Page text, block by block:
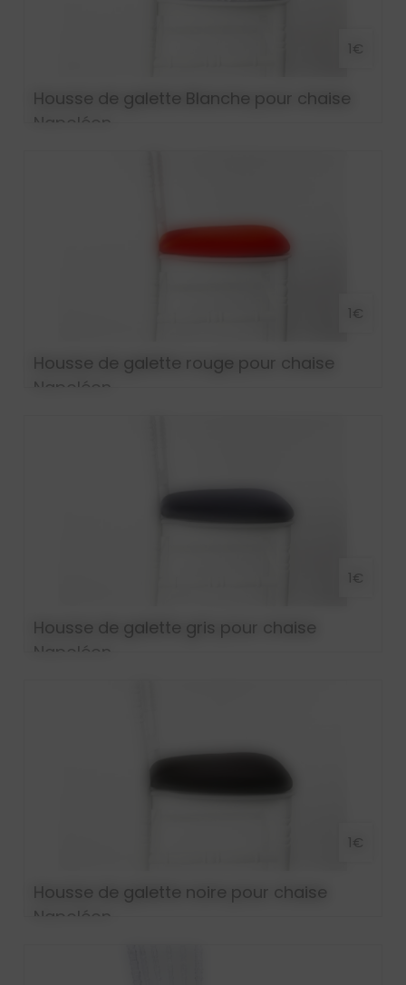
1€
Housse de galette Blanche pour chaise
Napoléon
1€
Housse de galette rouge pour chaise
Napoléon
1€
Housse de galette gris pour chaise
Napoléon
1€
Housse de galette noire pour chaise
Napoléon